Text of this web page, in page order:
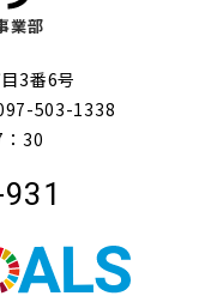
業部
3番6号
503-1338
30